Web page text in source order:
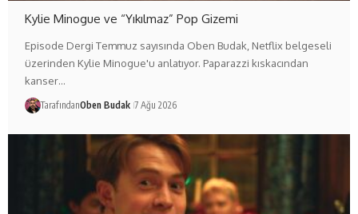
Kylie Minogue ve “Yıkılmaz” Pop Gizemi
Episode Dergi Temmuz sayısında Oben Budak, Netflix belgeseli
üzerinden Kylie Minogue'u anlatıyor. Paparazzi kıskacından
kanser…
TarafındanOben Budak 7 Ağu 2026